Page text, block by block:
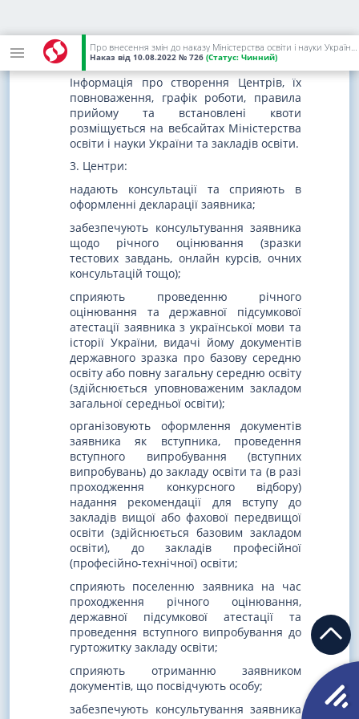
Про внесення змін до наказу Міністерства освіти і науки України від 01 березня 2021 року N 271
Наказ від 10.08.2022 № 726 (Статус: Чинний)
із заступників відповідального секретаря
приймальної комісії.
Інформація про створення Центрів, їх
повноваження, графік роботи, правила
прийому та встановлені квоти
розміщується на вебсайтах Міністерства
освіти і науки України та закладів освіти.
3. Центри:
надають консультації та сприяють в
оформленні декларації заявника;
забезпечують консультування заявника
щодо річного оцінювання (зразки
тестових завдань, онлайн курсів, очних
консультацій тощо);
сприяють проведенню річного
оцінювання та державної підсумкової
атестації заявника з української мови та
історії України, видачі йому документів
державного зразка про базову середню
освіту або повну загальну середню освіту
(здійснюється уповноваженим закладом
загальної середньої освіти);
організовують оформлення документів
заявника як вступника, проведення
вступного випробування (вступних
випробувань) до закладу освіти та (в разі
проходження конкурсного відбору)
надання рекомендації для вступу до
закладів вищої або фахової передвищої
освіти (здійснюється базовим закладом
освіти), до закладів професійної
(професійно-технічної) освіти;
сприяють поселенню заявника на час
проходження річного оцінювання,
державної підсумкової атестації та
проведення вступного випробування до
гуртожитку закладу освіти;
сприяють отриманню заявником
документів, що посвідчують особу;
забезпечують консультування заявника